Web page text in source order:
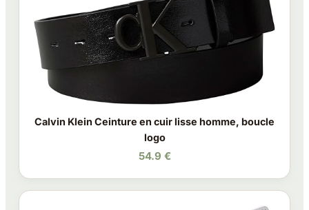
Calvin Klein Ceinture en cuir lisse homme, boucle
logo
54.9 €